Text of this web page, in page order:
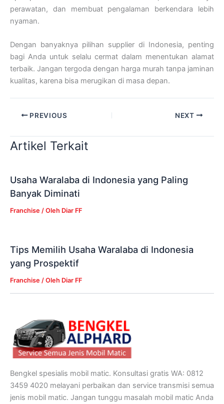
perawatan, dan membuat pengalaman berkendara lebih
nyaman.
Dengan banyaknya pilihan supplier di Indonesia, penting
bagi Anda untuk selalu cermat dalam menentukan alamat
terbaik. Jangan tergoda dengan harga murah tanpa jaminan
kualitas, karena bisa merugikan di masa depan.
PREVIOUS NEXT
Artikel Terkait
Usaha Waralaba di Indonesia yang Paling
Banyak Diminati
Franchise / Oleh Diar FF
Tips Memilih Usaha Waralaba di Indonesia
yang Prospektif
Franchise / Oleh Diar FF
Bengkel spesialis mobil matic. Konsultasi gratis WA: 0812
3459 4020 melayani perbaikan dan service transmisi semua
jenis mobil matic. Jangan tunggu masalah mobil matic Anda